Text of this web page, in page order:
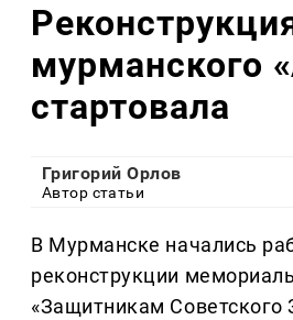
мурманского
стартовала
Григорий Орлов
Автор статьи
В Мурманске начались
реконструкции
«Защитникам Советского